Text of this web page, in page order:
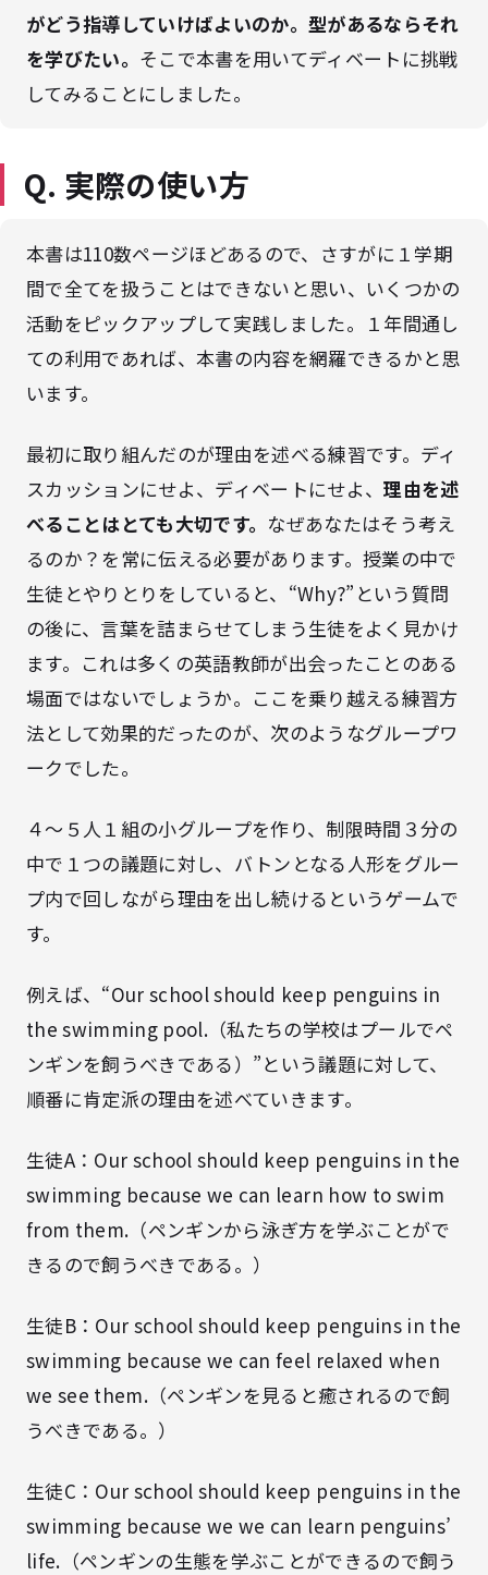
がどう指導していけばよいのか。型があるならそれ
を学びたい。 そこで本書を用いてディベートに挑戦
してみることにしました。
Q. 実際の使い方
本書は110数ページほどあるので、さすがに１学期
間で全てを扱うことはできないと思い、いくつかの
活動をピックアップして実践しました。１年間通し
ての利用であれば、本書の内容を網羅できるかと思
います。
最初に取り組んだのが理由を述べる練習です。ディ
スカッションにせよ、ディベートにせよ、理由を述
べることはとても大切です。 なぜあなたはそう考え
るのか？を常に伝える必要があります。授業の中で
生徒とやりとりをしていると、“Why?”という質問
の後に、言葉を詰まらせてしまう生徒をよく見かけ
ます。これは多くの英語教師が出会ったことのある
場面ではないでしょうか。ここを乗り越える練習方
法として効果的だったのが、次のようなグループワ
ークでした。
４〜５人１組の小グループを作り、制限時間３分の
中で１つの議題に対し、バトンとなる人形をグルー
プ内で回しながら理由を出し続けるというゲームで
す。
例えば、“Our school should keep penguins in
the swimming pool.（私たちの学校はプールでペ
ンギンを飼うべきである）”という議題に対して、
順番に肯定派の理由を述べていきます。
生徒A：Our school should keep penguins in the
swimming because we can learn how to swim
from them.（ペンギンから泳ぎ方を学ぶことがで
きるので飼うべきである。）
生徒B：Our school should keep penguins in the
swimming because we can feel relaxed when
we see them.（ペンギンを見ると癒されるので飼
うべきである。）
生徒C：Our school should keep penguins in the
swimming because we we can learn penguins’
life.（ペンギンの生態を学ぶことができるので飼う